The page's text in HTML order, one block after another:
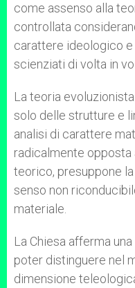
come assenso alla
controllata
carattere ideologico
scienziati di volta in
La teoria
solo delle strutture e
analisi di carattere
radicalmente opposta
teorico, presuppone
senso non
materiale.
La Chiesa afferma
poter distinguere nel
dimensione